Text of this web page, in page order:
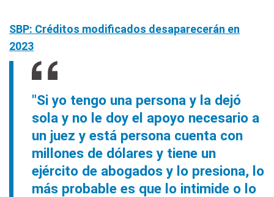
SBP: Créditos modificados desaparecerán en
2023
"Si yo tengo una persona y la dejó
sola y no le doy el apoyo necesario a
un juez y está persona cuenta con
millones de dólares y tiene un
ejército de abogados y lo presiona, lo
más probable es que lo intimide o lo